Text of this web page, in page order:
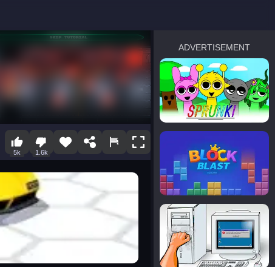
5k 1.6k
ADVERTISEMENT
sprunki
Blocky Blast!
smash it